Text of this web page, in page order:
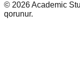
© 2026 Academic
qorunur.